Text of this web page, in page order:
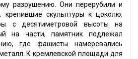
разрушению. Они перерубили и
крепившие скульптуры к цоколю,
с десятиметровой высоты на
на части, памятник подлежал
где фашисты намеревались
К кремлевской площади для